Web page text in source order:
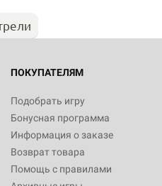
ПОКУПАТЕЛЯМ
Подобрать игру
Бонусная программа
Информация о заказе
Возврат товара
Помощь с правилами